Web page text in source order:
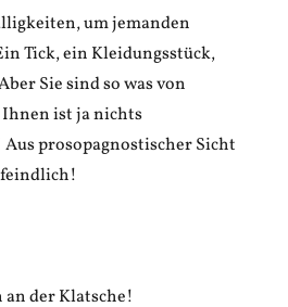
um jemanden
Tick, ein Kleidungsstück,
Sie sind so was von
ist ja nichts
prosopagnostischer Sicht
an der Klatsche!